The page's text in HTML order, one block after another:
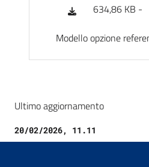
634,86 KB -
Modello opzione
Ultimo aggiornamento
20/02/2026, 11.11